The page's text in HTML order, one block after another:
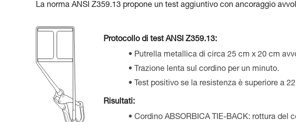
La norma ANSI Z359.13 propone un test aggiuntivo con ancoraggio
Protocollo di test ANSI Z359.13:
Putrella metallica di circa 25 cm x 20 cm
Trazione lenta sul cordino per un minuto.
Test positivo se la resistenza è superiore a
Risultati:
Cordino ABSORBICA TIE-BACK: rottura del